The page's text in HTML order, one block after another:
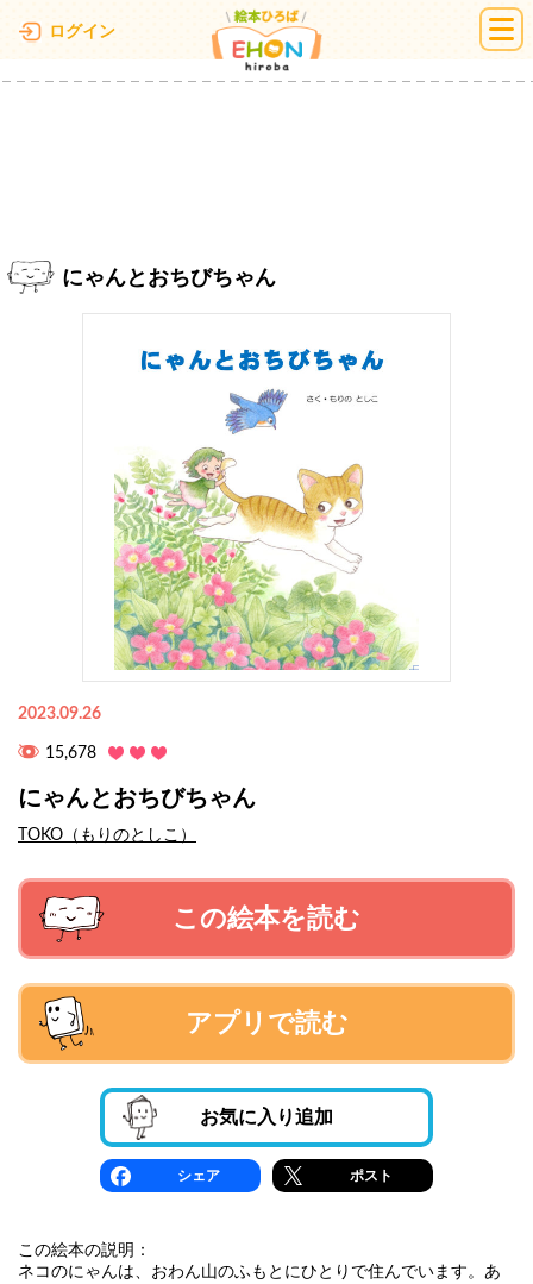
ログイン 絵本ひろば
にゃんとおちびちゃん
2023.09.26
15,678
にゃんとおちびちゃん
TOKO（もりのとしこ）
この絵本を読む
アプリで読む
お気に入り追加
シェア ポスト
この絵本の説明：
ネコのにゃんは、おわん山のふもとにひとりで住んでいます。あ